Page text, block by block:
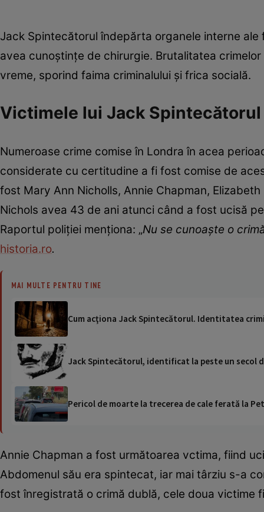
Jack Spintecătorul îndepărta organele interne
avea cunoștințe de chirurgie. Brutalitatea
vreme, sporind faima criminalului și frica socială.
Victimele lui Jack Spintecătorul
Numeroase crime comise în Londra în acea
considerate cu certitudine a fi fost comise de
fost Mary Ann Nicholls, Annie Chapman,
Nichols avea 43 de ani atunci când a fost ucisă
Raportul poliţiei menţiona: „Nu se cunoaşte o
historia.ro.
MAI MULTE PENTRU TINE
Cum acţiona Jack Spintecătorul. Identitatea
Jack Spintecătorul, identificat la peste un secol
Pericol de moarte la trecerea de cale ferată la
Annie Chapman a fost următoarea vctima, fiind
Abdomenul său era spintecat, iar mai târziu s-a
fost înregistrată o crimă dublă, cele doua victime